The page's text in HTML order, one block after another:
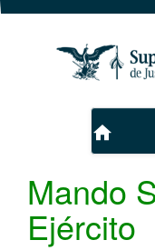
home
Mando
Ejército